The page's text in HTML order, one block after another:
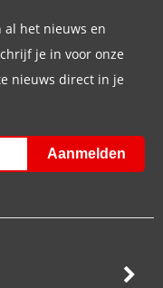
al het nieuws en
je in voor onze
nieuws direct in je